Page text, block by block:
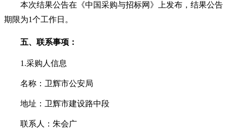
本次结果公告在《中国采购与招标网》上发布，结果公告
期限为1个工作日。
五、联系事项：
1.采购人信息
名称：卫辉市公安局
地址：卫辉市建设路中段
联系人：朱会广